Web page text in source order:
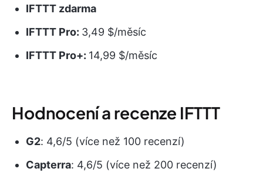
IFTTT zdarma
IFTTT Pro: 3,49 $/měsíc
IFTTT Pro+: 14,99 $/měsíc
Hodnocení a recenze IFTTT
G2: 4,6/5 (více než 100 recenzí)
Capterra: 4,6/5 (více než 200 recenzí)